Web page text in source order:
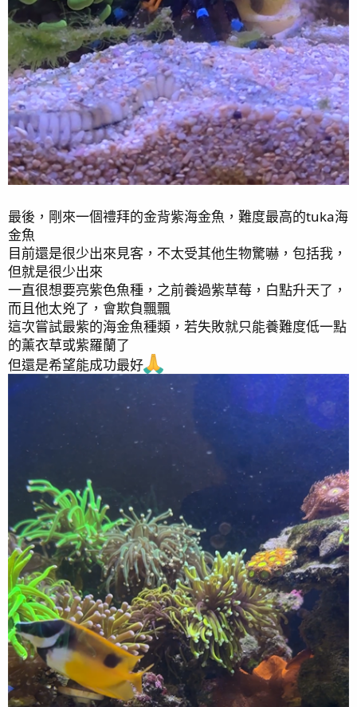
最後，剛來一個禮拜的金背紫海金魚，難度最高的tuka海
金魚
目前還是很少出來見客，不太受其他生物驚嚇，包括我，
但就是很少出來
一直很想要亮紫色魚種，之前養過紫草莓，白點升天了，
而且他太兇了，會欺負飄飄
這次嘗試最紫的海金魚種類，若失敗就只能養難度低一點
的薰衣草或紫羅蘭了
但還是希望能成功最好